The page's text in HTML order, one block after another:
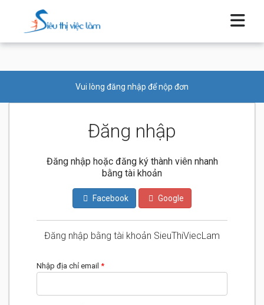
Vui lòng đăng nhập để nộp đơn
Đăng nhập
Đăng nhập hoặc đăng ký thành viên nhanh
bằng tài khoản
Facebook Google
Đăng nhập bằng tài khoản SieuThiViecLam
Nhập địa chỉ email *